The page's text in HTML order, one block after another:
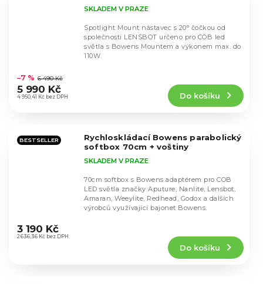
hodnocení
produktu
je
hvězdiček.
SKLADEM V PRAZE
4 950,41 Kč bez DPH
–7 % 6 490 Kč
5 990 Kč
Do košíku
Spotlight Mount nástavec s 20° čočkou od
společnosti LENSBOT určeno pro COB led
světla s Bowens Mountem a výkonem max. do
110W.
BESTSELLER
Rychloskládací Bowens parabolický
softbox 70cm + voštiny
hodnocení
produktu
SKLADEM V PRAZE
2 636,36 Kč bez DPH
3 190 Kč
Do košíku
70cm softbox s Bowens adaptérem pro COB
LED světla značky Aputure, Nanlite, Lensbot,
Amaran, Weeylite, Redhead, Godox a dalších
výrobců využívající bajonet Bowens.